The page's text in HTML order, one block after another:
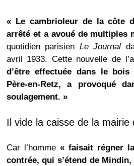
« Le cambrioleur de la côte
arrêté et a avoué de multiples
quotidien parisien Le Journal
avril 1933. Cette nouvelle de
d’être effectuée dans le
Père-en-Retz, a provoqué
soulagement. »
Il vide la caisse de la mairie
Car l’homme « faisait régner
contrée, qui s’étend de